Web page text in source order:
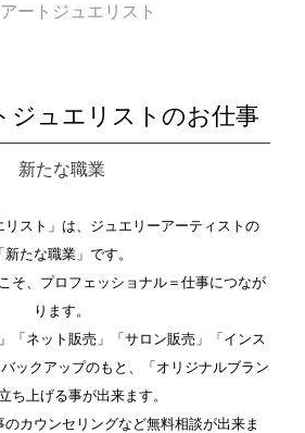
ートジュエリスト
ジュエリストのお仕事
新たな職業
リスト」は、ジュエリーアーティストの
「新たな職業」です。
そ、プロフェッショナル＝仕事につなが
ります。
「ネット販売」「サロン販売」「インス
ックアップのもと、「オリジナルブラン
ち上げる事が出来ます。
カウンセリングなど無料相談が出来ま